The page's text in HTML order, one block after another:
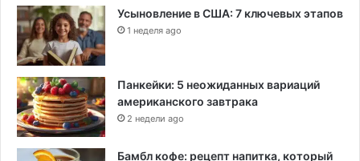
к
о
н
т
р
о
л
я
Усыновление в США: 7 ключевых этапов
1 неделя ago
Панкейки: 5 неожиданных вариаций
американского завтрака
2 недели ago
Бамбл кофе: рецепт напитка, который